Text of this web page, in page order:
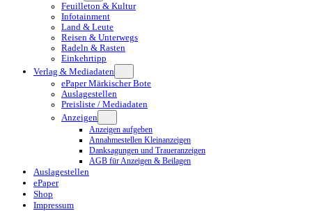
Feuilleton & Kultur
Infotainment
Land & Leute
Reisen & Unterwegs
Radeln & Rasten
Einkehrtipp
Verlag & Mediadaten
ePaper Märkischer Bote
Auslagestellen
Preisliste / Mediadaten
Anzeigen
Anzeigen aufgeben
Annahmestellen Kleinanzeigen
Danksagungen und Traueranzeigen
AGB für Anzeigen & Beilagen
Auslagestellen
ePaper
Shop
Impressum